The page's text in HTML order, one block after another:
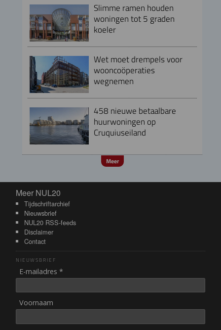
Slimme ramen houden
woningen tot 5 graden
koeler
Wet moet drempels voor
wooncoöperaties
wegnemen
458 nieuwe betaalbare
huurwoningen op
Cruquiuseiland
Meer
Meer NUL20
Meer NUL20
Tijdschriftarchief
Nieuwsbrief
NUL20 RSS-feeds
Disclaimer
Contact
NIEUWSBRIEF
E-mailadres *
Voornaam